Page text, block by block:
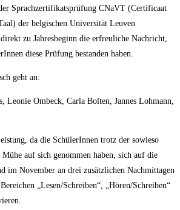
Sprachzertifikatsprüfung CNaVT (Certificaat
der belgischen Universität Leuven
zu Jahresbeginn die erfreuliche Nachricht,
diese Prüfung bestanden haben.
geht an:
Leonie Ombeck, Carla Bolten, Jannes Lohmann,
da die SchülerInnen trotz der sowieso
auf sich genommen haben, sich auf die
im November an drei zusätzlichen Nachmittagen
„Lesen/Schreiben“, „Hören/Schreiben“